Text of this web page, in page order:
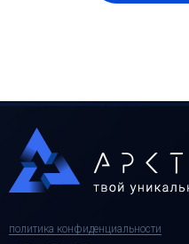
политика конфиденциальности